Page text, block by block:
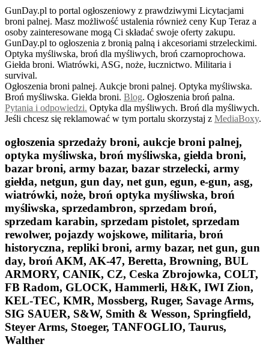
GunDay.pl to portal ogłoszeniowy z prawdziwymi Licytacjami
broni palnej. Masz możliwość ustalenia również ceny Kup Teraz a
osoby zainteresowane mogą Ci składać swoje oferty zakupu.
GunDay.pl to ogłoszenia z bronią palną i akcesoriami strzeleckimi.
Optyka myśliwska, broń dla myśliwych, broń czarnoprochowa.
Giełda broni. Wiatrówki, ASG, noże, łucznictwo. Militaria i
survival.
Ogłoszenia broni palnej. Aukcje broni palnej. Optyka myśliwska.
Broń myśliwska. Giełda broni. Blog. Ogłoszenia broń palna.
Pytania i odpowiedzi. Optyka dla myśliwych. Broń dla myśliwych.
Jeśli chcesz się reklamować w tym portalu skorzystaj z MediaBoxy.
ogłoszenia sprzedaży broni, aukcje broni palnej,
optyka myśliwska, broń myśliwska, giełda broni,
bazar broni, army bazar, bazar strzelecki, army
giełda, netgun, gun day, net gun, egun, e-gun, asg,
wiatrówki, noże, broń optyka myśliwska, broń
myśliwska, sprzedambron, sprzedam broń,
sprzedam karabin, sprzedam pistolet, sprzedam
rewolwer, pojazdy wojskowe, militaria, broń
historyczna, repliki broni, army bazar, net gun, gun
day, broń AKM, AK-47, Beretta, Browning, BUL
ARMORY, CANIK, CZ, Ceska Zbrojowka, COLT,
FB Radom, GLOCK, Hammerli, H&K, IWI Zion,
KEL-TEC, KMR, Mossberg, Ruger, Savage Arms,
SIG SAUER, S&W, Smith & Wesson, Springfield,
Steyer Arms, Stoeger, TANFOGLIO, Taurus,
Walther